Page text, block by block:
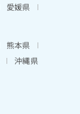
愛媛県
熊本県
沖縄県